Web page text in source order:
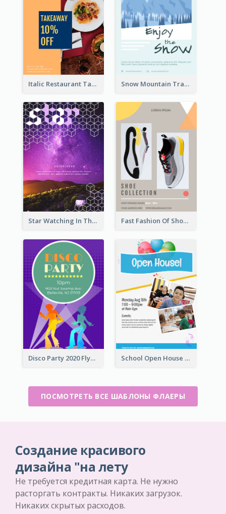
Italic Restaurant Takeaway Flyer Snow Mountain Travel Flyer
Star Watching In The Galaxy Flyer Fast Fashion Of Shoe Collection Flyer
Disco Party 2020 Flyer School Open House Flyer
ПОСМОТРЕТЬ ВСЕ ШАБЛОНЫ ФЛАЕРЫ
Создание красивого
дизайна "на лету
Не требуется кредитная карта. Не нужно
расторгать контракты. Никаких загрузок.
Никаких скрытых расходов.